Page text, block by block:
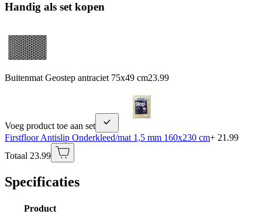
Handig als set kopen
Buitenmat Geostep antraciet 75x49 cm23.99
Voeg product toe aan set
Firstfloor Antislip Onderkleed/mat 1,5 mm 160x230 cm+ 21.99
Totaal 23.99
Specificaties
Product